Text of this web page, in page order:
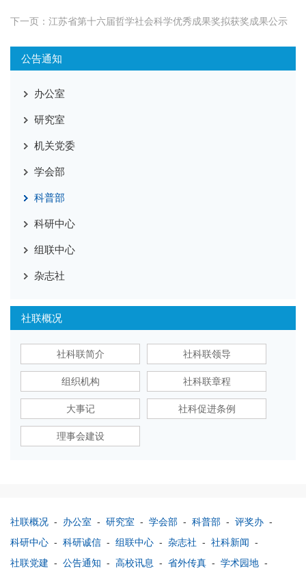
下一页： 江苏省第十六届哲学社会科学优秀成果奖拟获奖成果公示
公告通知
办公室
研究室
机关党委
学会部
科普部
科研中心
组联中心
杂志社
社联概况
社科联简介 社科联领导
组织机构 社科联章程
大事记 社科促进条例
理事会建设
社联概况 - 办公室 - 研究室 - 学会部 - 科普部 - 评奖办 -
科研中心 - 科研诚信 - 组联中心 - 杂志社 - 社科新闻 -
社联党建 - 公告通知 - 高校讯息 - 省外传真 - 学术园地 -